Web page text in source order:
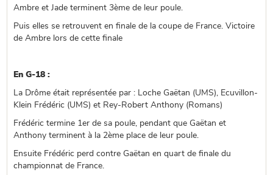
Ambre et Jade terminent 3ème de leur poule.
Puis elles se retrouvent en finale de la coupe de France. Victoire
de Ambre lors de cette finale
En G-18 :
La Drôme était représentée par : Loche Gaëtan (UMS), Ecuvillon-
Klein Frédéric (UMS) et Rey-Robert Anthony (Romans)
Frédéric termine 1er de sa poule, pendant que Gaëtan et
Anthony terminent à la 2ème place de leur poule.
Ensuite Frédéric perd contre Gaëtan en quart de finale du
championnat de France.